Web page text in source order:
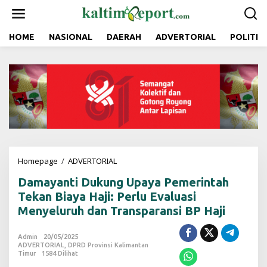
t
HOME NASIONAL DAERAH ADVERTORIAL POLITIK
Homepage / ADVERTORIAL
m
a
y
a
i
Damayanti Dukung Upaya Pemerintah
Tekan Biaya Haji: Perlu Evaluasi
Menyeluruh dan Transparansi BP Haji
Admin
20/05/2025
ADVERTORIAL
DPRD Provinsi Kalimantan
Timur
1584 Dilihat